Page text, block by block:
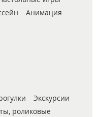
Анимация
Экскурсии
роликовые